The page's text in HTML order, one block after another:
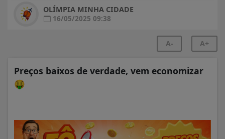
OLÍMPIA MINHA CIDADE
16/05/2025 09:38
A- A+
Preços baixos de verdade, vem economizar
🤑